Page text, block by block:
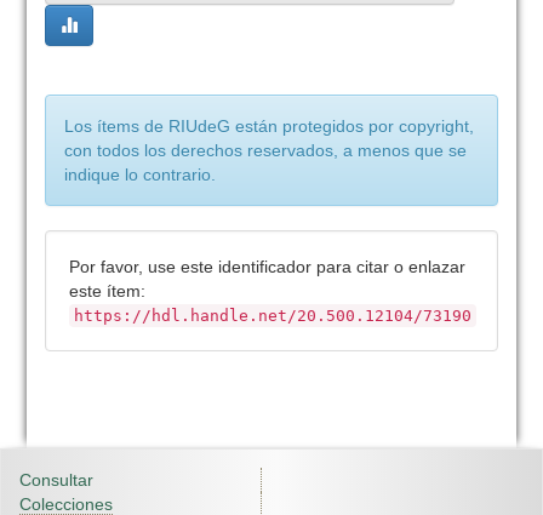
Los ítems de RIUdeG están protegidos por copyright,
con todos los derechos reservados, a menos que se
indique lo contrario.
Por favor, use este identificador para citar o enlazar
este ítem:
https://hdl.handle.net/20.500.12104/73190
Consultar
Colecciones